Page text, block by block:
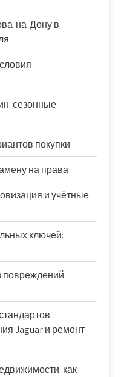
на-Дону в
сезонные
покупки
на права
и учётные
ключей:
повреждений:
Jaguar и ремонт
как